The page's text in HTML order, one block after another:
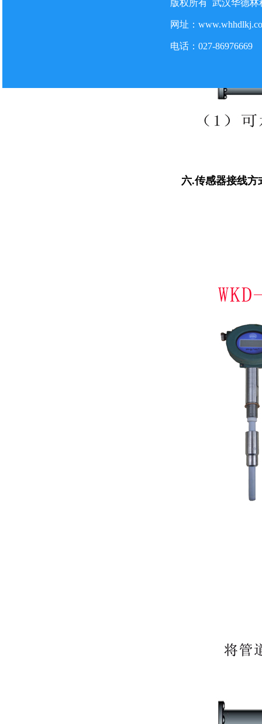
六.传感器接线方
版权所有 武汉华德
网址：
电话：027-